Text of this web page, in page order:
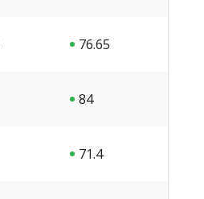
76.65
84
71.4